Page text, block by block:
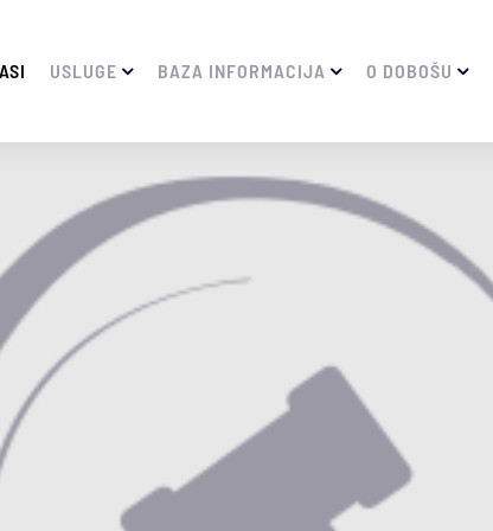
USLUGE BAZA INFORMACIJA O DOBOŠU